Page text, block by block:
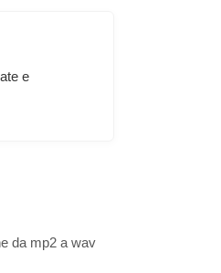
e
da mp2 a wav